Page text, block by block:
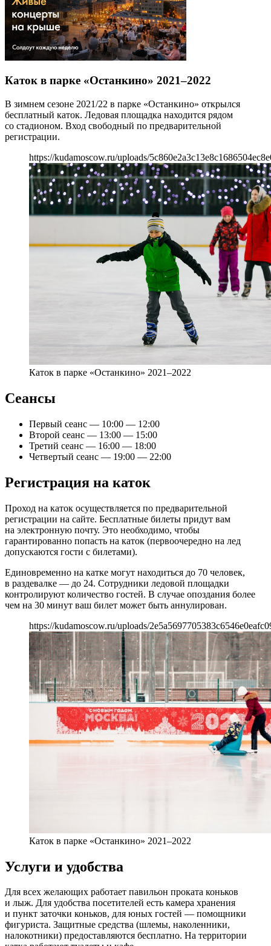
Каток в парке «Останкино» 2021–2022
В зимнем сезоне 2021/22 в парке «Останкино» открылся
бесплатный каток. Ледовая площадка находится рядом
со стадионом. Вход свободный по предварительной
регистрации.
https://kudamoscow.ru/uploads/
Каток в парке «Останкино» 2021–2022
Сеансы
Первый сеанс — 10:00 — 12:00
Второй сеанс — 13:00 — 15:00
Третий сеанс — 16:00 — 18:00
Четвертый сеанс — 19:00 — 22:00
Регистрация на каток
Проход на каток осуществляется по предварительной
регистрации на сайте. Бесплатные билеты придут вам
на электронную почту. Это необходимо, чтобы
гарантированно попасть на каток (первоочередно на лед
допускаются гости с билетами).
Единовременно на катке могут находиться до 70 человек,
в раздевалке — до 24. Сотрудники ледовой площадки
контролируют количество гостей. В случае опоздания более
чем на 30 минут ваш билет может быть аннулирован.
https://kudamoscow.ru/uploads/
Каток в парке «Останкино» 2021–2022
Услуги и удобства
Для всех желающих работает павильон проката коньков
и лыж. Для удобства посетителей есть камера хранения
и пункт заточки коньков, для юных гостей — помощники
фигуриста. Защитные средства (шлемы, наколенники,
налокотники) предоставляются бесплатно. На территории